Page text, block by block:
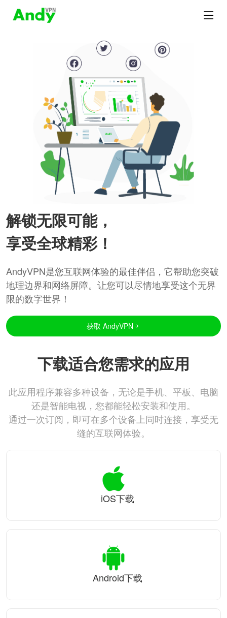
解锁无限可能，
享受全球精彩！
AndyVPN是您互联网体验的最佳伴侣，它帮助您突破
地理边界和网络屏障。让您可以尽情地享受这个无界
限的数字世界！
获取 AndyVPN
下载适合您需求的应用
此应用程序兼容多种设备，无论是手机、平板、电脑
还是智能电视，您都能轻松安装和使用。
通过一次订阅，即可在多个设备上同时连接，享受无
缝的互联网体验。
iOS下载
Android下载